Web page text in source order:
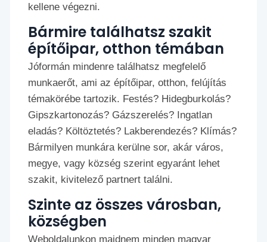
kellene végezni.
Bármire találhatsz szakit
építőipar, otthon témában
Jóformán mindenre találhatsz megfelelő
munkaerőt, ami az építőipar, otthon, felújítás
témakörébe tartozik. Festés? Hidegburkolás?
Gipszkartonozás? Gázszerelés? Ingatlan
eladás? Költöztetés? Lakberendezés? Klímás?
Bármilyen munkára kerülne sor, akár város,
megye, vagy község szerint egyaránt lehet
szakit, kivitelező partnert találni.
Szinte az összes városban,
községben
Weboldalunkon majdnem minden magyar